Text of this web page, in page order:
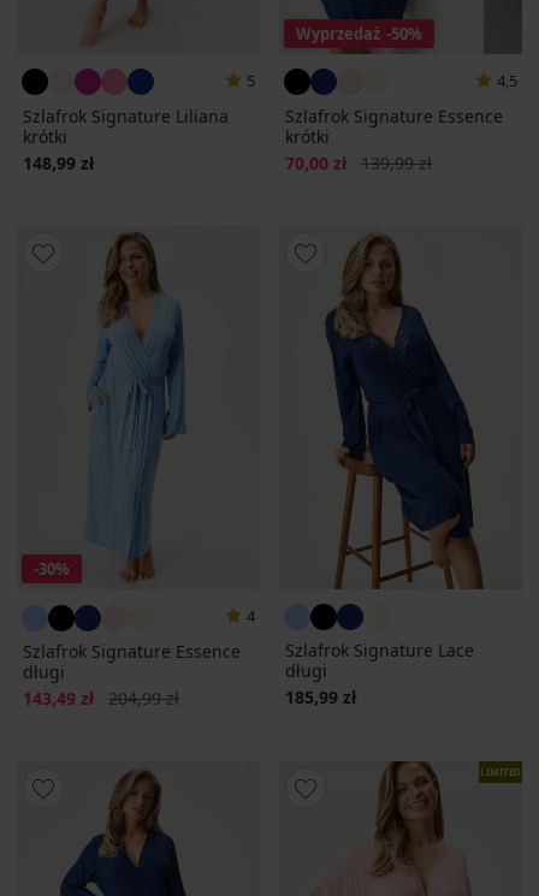
5
Szlafrok Signature Liliana
krótki
148,99 zł
Wyprzedaż -50%
4,5
Szlafrok Signature Essence
krótki
Zniżka
70,00 zł Pierwotna cena
139,99 zł
-30%
4
Szlafrok Signature Essence
długi
Zniżka
143,49 zł Pierwotna cena
204,99 zł
Szlafrok Signature Lace
długi
185,99 zł
LIMITED